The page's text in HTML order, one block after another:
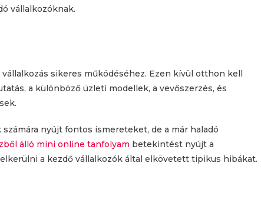
vállalkozóknak.
sikeres működéséhez. Ezen kívül otthon kell
a különböző üzleti modellek, a vevőszerzés, és
nyújt fontos ismereteket, de a már haladó
álló mini online tanfolyam betekintést nyújt a
a kezdő vállalkozók által elkövetett tipikus hibákat.